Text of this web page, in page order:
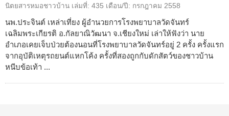
นิตยสารหมอชาวบ้าน เล่มที่: 435 เดือน/ปี: กรกฎาคม 2558
นพ.ประจินต์ เหล่าเที่ยง ผู้อำนวยการโรงพยาบาลวัดจันทร์
เฉลิมพระเกียรติ อ.กัลยาณิวัฒนา จ.เชียงใหม่ เล่าให้ฟังว่า นาย
อำเภอเคยเจ็บป่วยต้องนอนที่โรงพยาบาลวัดจันทร์อยู่ 2 ครั้ง ครั้งแรก
จากอุบัติเหตุรถยนต์แหกโค้ง ครั้งที่สองถูกกับดักสัตว์ของชาวบ้าน
หนีบข้อเท้า ...